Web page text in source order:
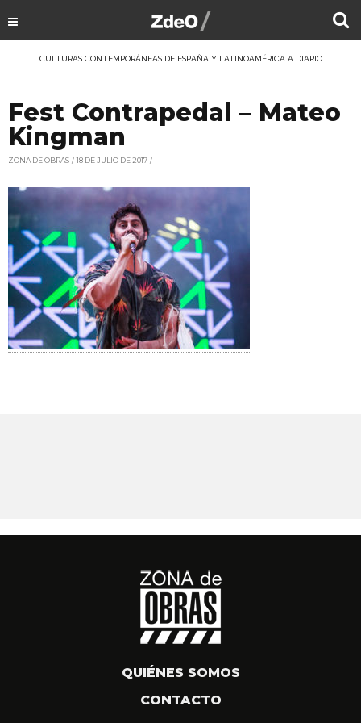
CULTURAS CONTEMPORÁNEAS DE ESPAÑA Y LATINOAMÉRICA A DIARIO
Fest Contrapedal – Mateo
Kingman
ZONA DE OBRAS 18 DE JULIO DE 2017
QUIÉNES SOMOS
CONTACTO